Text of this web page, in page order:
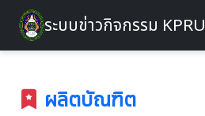
ระบบข่าวกิจกรรม KPRU
ผลิตบัณฑิต